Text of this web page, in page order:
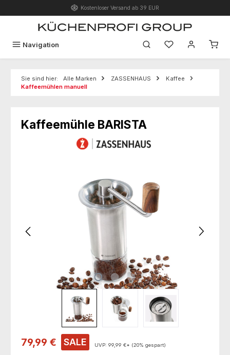
Zum Hauptinhalt springenKostenloser Versand ab 39 EUR
Navigation Du hast 0
Sie sind hier: Alle Marken ZASSENHAUS
Kaffee
Kaffeemühlen manuell
Kaffeemühle BARISTA
Bildergalerie überspringen
Verkaufspreis:
79,99 € SALE UVP: 99,99 €* (20% gespart)